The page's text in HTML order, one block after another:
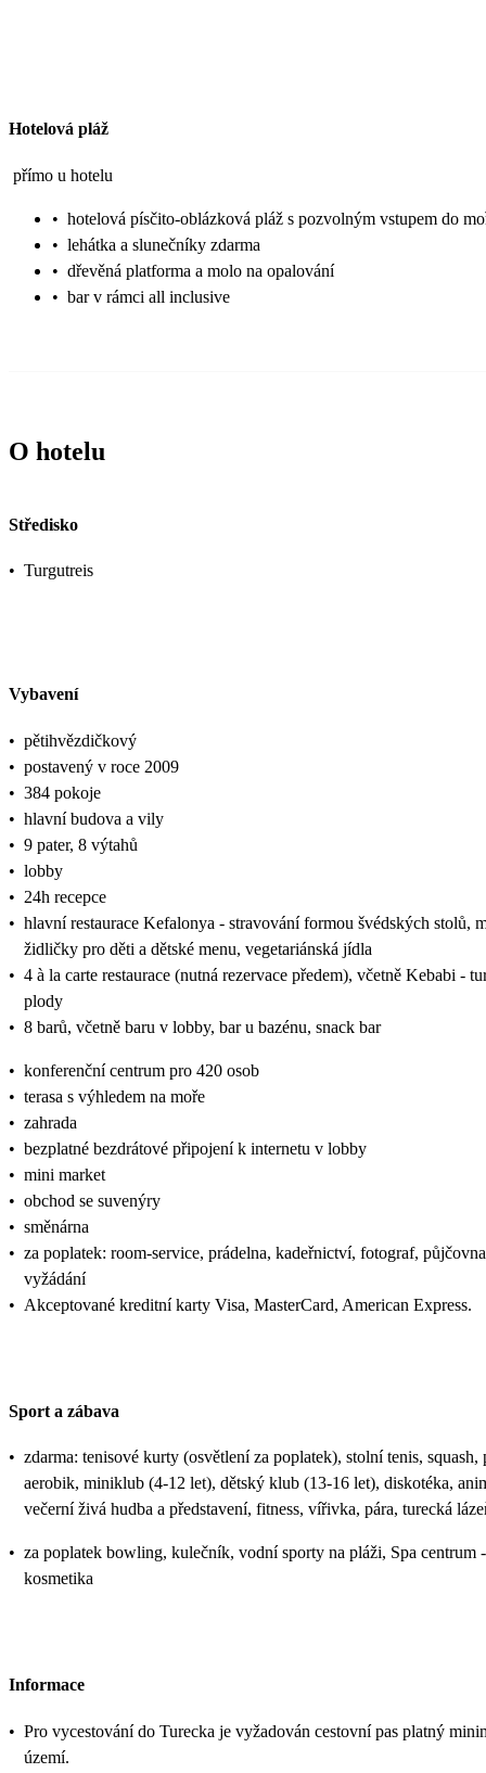
Hotelová pláž
přímo u hotelu
• hotelová písčito-oblázková pláž s pozvolným vstupem do
• lehátka a slunečníky zdarma
• dřevěná platforma a molo na opalování
• bar v rámci all inclusive
O hotelu
Středisko
• Turgutreis
Vybavení
• pětihvězdičkový
• postavený v roce 2009
• 384 pokoje
• hlavní budova a vily
• 9 pater, 8 výtahů
• lobby
• 24h recepce
• hlavní restaurace Kefalonya - stravování formou švédských stolů,
židličky pro děti a dětské menu, vegetariánská jídla
• 4 à la carte restaurace (nutná rezervace předem), včetně Kebabi -
plody
• 8 barů, včetně baru v lobby, bar u bazénu, snack bar
• konferenční centrum pro 420 osob
• terasa s výhledem na moře
• zahrada
• bezplatné bezdrátové připojení k internetu v lobby
• mini market
• obchod se suvenýry
• směnárna
• za poplatek: room-service, prádelna, kadeřnictví, fotograf,
vyžádání
• Akceptované kreditní karty Visa, MasterCard, American Express.
Sport a zábava
• zdarma: tenisové kurty (osvětlení za poplatek), stolní tenis,
aerobik, miniklub (4-12 let), dětský klub (13-16 let), diskotéka,
večerní živá hudba a představení, fitness, vířivka, pára, turecká
• za poplatek bowling, kulečník, vodní sporty na pláži, Spa centrum
kosmetika
Informace
• Pro vycestování do Turecka je vyžadován cestovní pas platný
území.